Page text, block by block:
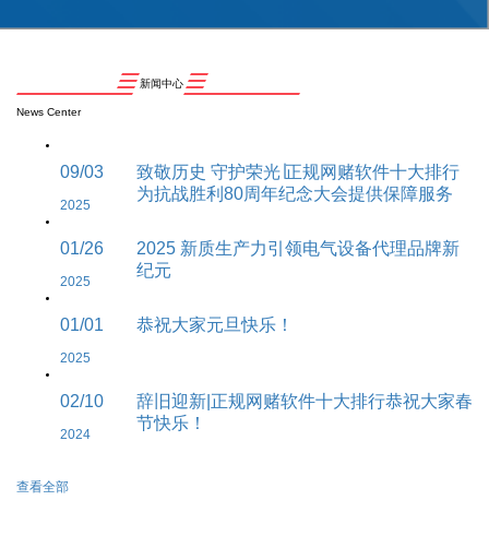
新闻中心
News Center
09/03
2025
致敬历史 守护荣光∣正规网赌软件十大排行
为抗战胜利80周年纪念大会提供保障服务
01/26
2025
2025 新质生产力引领电气设备代理品牌新
纪元
01/01
2025
恭祝大家元旦快乐！
02/10
2024
辞旧迎新|正规网赌软件十大排行恭祝大家春
节快乐！
查看全部